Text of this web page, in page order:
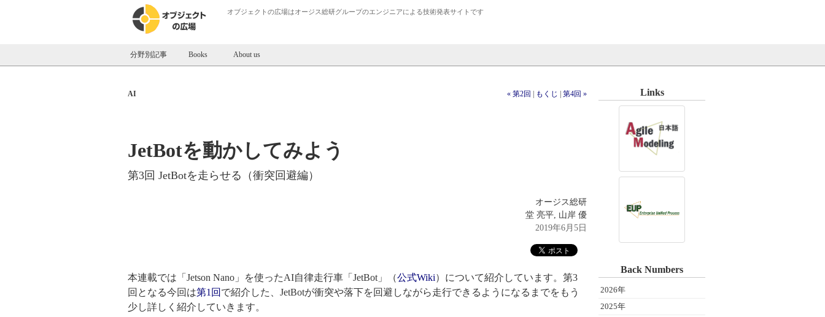
オブジェクトの広場はオージス総研グループのエンジニアによる技術発表サイトです
分野別記事 Books About us
« 第2回 もくじ 第4回 »
AI
JetBotを動かしてみよう
第3回 JetBotを走らせる（衝突回避編）
オージス総研
堂 亮平, 山岸 優
2019年6月5日
本連載では「Jetson Nano」を使ったAI自律走行車「JetBot」（公式Wiki）について紹介しています。第3
回となる今回は第1回 で紹介した、JetBotが衝突や落下を回避しながら走行できるようになるまでをもう
少し詳しく紹介していきます。
Links
Back Numbers
2026年
2025年